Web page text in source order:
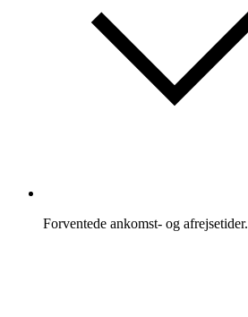
Forventede ankomst- og afrejsetider.